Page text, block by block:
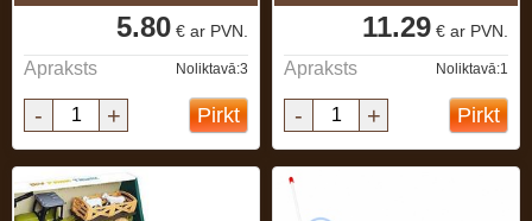
5.80 € ar PVN.
Apraksts Noliktavā:3
- + Pirkt
11.29 € ar PVN.
Apraksts Noliktavā:1
- + Pirkt